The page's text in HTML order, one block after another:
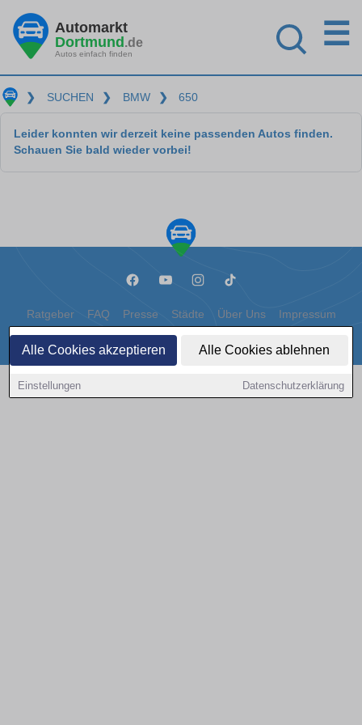
Alle Cookies akzeptieren Alle Cookies ablehnen
Einstellungen Datenschutzerklärung
Automarkt
Dortmund.de
Autos einfach finden
☰
❯ SUCHEN ❯ BMW ❯ 650
Leider konnten wir derzeit keine passenden Autos finden.
Schauen Sie bald wieder vorbei!
Ratgeber FAQ Presse Städte Über Uns Impressum
Datenschutz Cookies
Copyright © 2000 - 2026 | 1A Infosysteme GmbH | Content by: 1a-sites-autos